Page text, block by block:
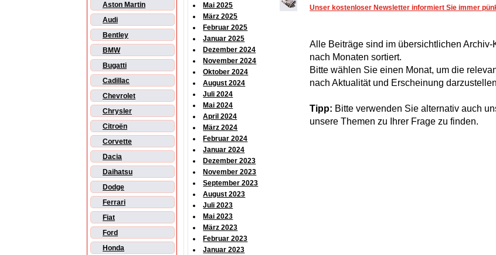
Aston Martin
Audi
Bentley
BMW
Bugatti
Cadillac
Chevrolet
Chrysler
Citroën
Corvette
Dacia
Daihatsu
Dodge
Ferrari
Fiat
Ford
Honda
Mai 2025
März 2025
Februar 2025
Januar 2025
Dezember 2024
November 2024
Oktober 2024
August 2024
Juli 2024
Mai 2024
April 2024
März 2024
Februar 2024
Januar 2024
Dezember 2023
November 2023
September 2023
August 2023
Juli 2023
Mai 2023
März 2023
Februar 2023
Januar 2023
Unser kostenloser Newsletter informiert Sie immer
Alle Beiträge sind im übersichtlichen
nach Monaten sortiert.
Bitte wählen Sie einen Monat, um die
nach Aktualität und Erscheinung
Tipp: Bitte verwenden Sie alternativ auch
unsere Themen zu Ihrer Frage zu finden.